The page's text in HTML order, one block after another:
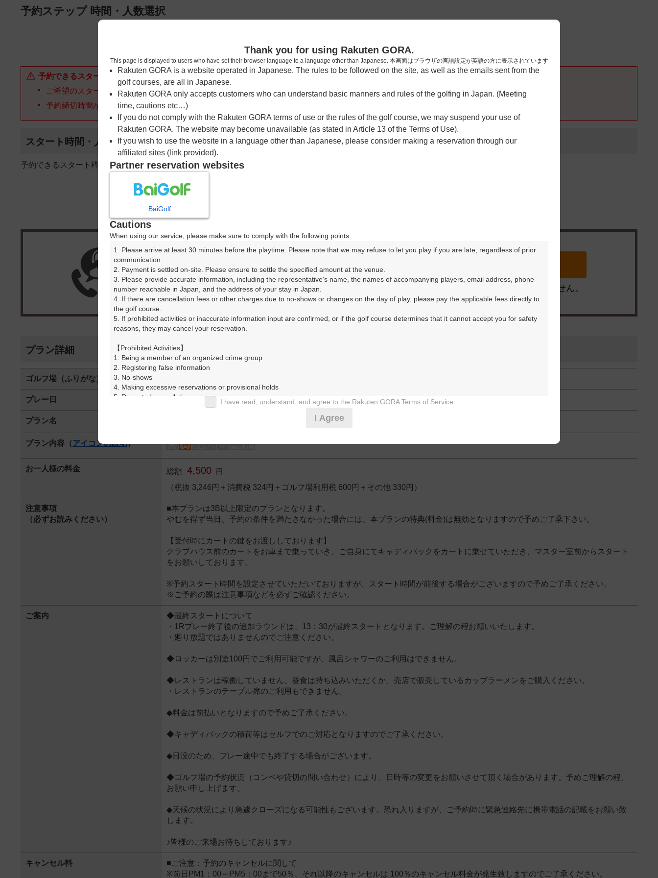
ページの本文へ
予約ステップ 時間・人数選択
確認
予約できるスタート枠がありません。以下の理由が考えられます。
ご希望のスタート時間の枠が他の予約で埋まってしまった。
予約締切時間が過ぎてしまった。
スタート時間・人数指定
予約できるスタート枠がありません。
楽天GORA予約専用ダイヤル
受付時間 8:00～17:00 年中無休 ※ゴルフ場の電話ではありません。
プラン詳細
ゴルフ場（ふりがな）
プレー日 2026年08月03日（月）
プラン名 3B以上★平日アメリカンセルフ★1.5R
プラン内容（アイコンの説明）
お一人様の料金 総額 4,500 円
（税抜 3,246円＋消費税 324円＋ゴルフ場利用税 600円＋その他 330円）
注意事項
（必ずお読みください）
■本プランは3B以上限定のプランとなります。
やむを得ず当日、予約の条件を満たさなかった場合には、本プランの特典(料金)は無効となりますので予めご了承下さい。
【受付時にカートの鍵をお渡ししております】
クラブハウス前のカートをお車まで乗っていき、ご自身にてキャディバックをカートに乗せていただき、マスター室前からスタート
をお願いしております。
※予約スタート時間を設定させていただいておりますが、スタート時間が前後する場合がございますので予めご了承ください。
※ご予約の際は注意事項などを必ずご確認ください。
ご案内
◆最終スタートについて
・1Rプレー終了後の追加ラウンドは、13：30が最終スタートとなります。ご理解の程お願いいたします。
・廻り放題ではありませんのでご注意ください。
◆ロッカーは別途100円でご利用可能ですが、風呂シャワーのご利用はできません。
◆レストランは稼働していません。昼食は持ち込みいただくか、売店で販売しているカップラーメンをご購入ください。
・レストランのテーブル席のご利用もできません。
◆料金は前払いとなりますので予めご了承ください。
◆キャディバックの積荷等はセルフでのご対応となりますのでご了承ください。
◆日没のため、プレー途中でも終了する場合がございます。
◆ゴルフ場の予約状況（コンペや貸切の問い合わせ）により、日時等の変更をお願いさせて頂く場合があります。予めご理解の程、
お願い申し上げます。
◆天候の状況により急遽クローズになる可能性もございます。恐れ入りますが、ご予約時に緊急連絡先に携帯電話の記載をお願い致
します。
♪皆様のご来場お待ちしております♪
キャンセル料
■ご注意：予約のキャンセルに関して
※前日PM1：00～PM5：00まで50％、それ以降のキャンセルは 100％のキャンセル料金が発生致しますのでご了承ください。
Thank you for using Rakuten GORA.
This page is displayed to users who have set their browser language to a language other than Japanese. 本画面はブラウザの言語設定が英語の方に表示されています
Rakuten GORA is a website operated in Japanese. The rules to be followed on the site, as well as the emails sent from the
golf courses, are all in Japanese.
Rakuten GORA only accepts customers who can understand basic manners and rules of the golfing in Japan. (Meeting
time, cautions etc…)
If you do not comply with the Rakuten GORA terms of use or the rules of the golf course, we may suspend your use of
Rakuten GORA. The website may become unavailable (as stated in Article 13 of the Terms of Use).
If you wish to use the website in a language other than Japanese, please consider making a reservation through our
affiliated sites (link provided).
Partner reservation websites
BaiGolf
Cautions
When using our service, please make sure to comply with the following points:
1. Please arrive at least 30 minutes before the playtime. Please note that we may refuse to let you play if you are late, regardless of prior
communication.
2. Payment is settled on-site. Please ensure to settle the specified amount at the venue.
3. Please provide accurate information, including the representative's name, the names of accompanying players, email address, phone
number reachable in Japan, and the address of your stay in Japan.
4. If there are cancellation fees or other charges due to no-shows or changes on the day of play, please pay the applicable fees directly to
the golf course.
5. If prohibited activities or inaccurate information input are confirmed, or if the golf course determines that it cannot accept you for safety
reasons, they may cancel your reservation.
【Prohibited Activities】
1. Being a member of an organized crime group
2. Registering false information
3. No-shows
4. Making excessive reservations or provisional holds
5. Repeated cancellations
6. Violating laws and regulations
7. Causing inconvenience to others during play (e.g., delaying play, ignoring rules, manners, or warnings)
I have read, understand, and agree to the Rakuten GORA Terms of Service
I Agree